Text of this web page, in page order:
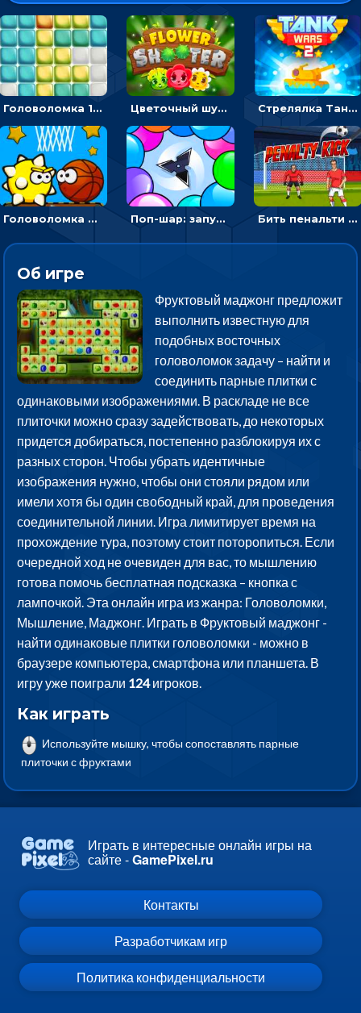
Головоломка 10х10 Цветочный шутер: стрелять пчелками по цветам Стрелялка Танковые войны: бить по танку врага, чтобы уничтожить зло
Головоломка Невероятный баскетбол: проложить путь и отправить мяч в корзину Поп-шар: запускать колючку, чтобы лопать воздушные шарики Бить пенальти по воротам или мишеням - спортивная аркада
Об игре
Фруктовый маджонг предложит
выполнить известную для
подобных восточных
головоломок задачу – найти и
соединить парные плитки с
одинаковыми изображениями. В раскладе не все
плиточки можно сразу задействовать, до некоторых
придется добираться, постепенно разблокируя их с
разных сторон. Чтобы убрать идентичные
изображения нужно, чтобы они стояли рядом или
имели хотя бы один свободный край, для проведения
соединительной линии. Игра лимитирует время на
прохождение тура, поэтому стоит поторопиться. Если
очередной ход не очевиден для вас, то мышлению
готова помочь бесплатная подсказка – кнопка с
лампочкой. Эта онлайн игра из жанра: Головоломки,
Мышление, Маджонг. Играть в Фруктовый маджонг -
найти одинаковые плитки головоломки - можно в
браузере компьютера, смартфона или планшета. В
игру уже поиграли 124игроков.
Как играть
Используйте мышку, чтобы сопоставлять парные
плиточки с фруктами
Играть в интересные онлайн игры на
сайте -GamePixel.ru
Контакты
Разработчикам игр
Политика конфиденциальности